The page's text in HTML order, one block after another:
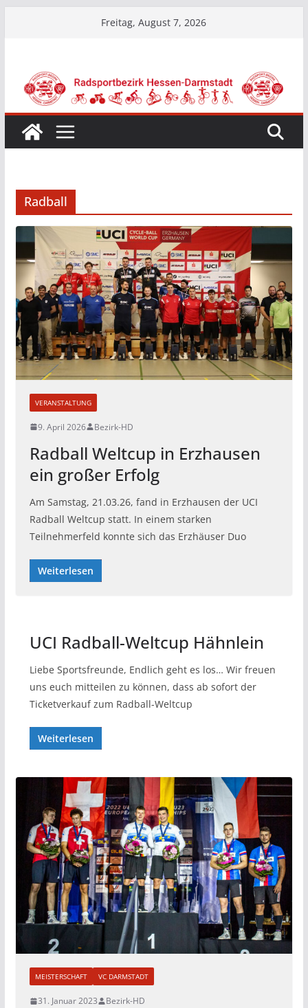
Freitag, August 7, 2026
Radball
VERANSTALTUNG
9. April 2026 Bezirk-HD
Radball Weltcup in Erzhausen
ein großer Erfolg
Am Samstag, 21.03.26, fand in Erzhausen der UCI
Radball Weltcup statt. In einem starken
Teilnehmerfeld konnte sich das Erzhäuser Duo
Weiterlesen
UCI Radball-Weltcup Hähnlein
Liebe Sportsfreunde, Endlich geht es los… Wir freuen
uns euch mitteilen zu können, dass ab sofort der
Ticketverkauf zum Radball-Weltcup
Weiterlesen
MEISTERSCHAFT VC DARMSTADT
31. Januar 2023 Bezirk-HD